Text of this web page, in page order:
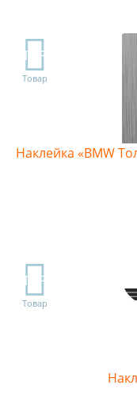
TOP
Товар
Наклейка «BMW
TOP
Товар